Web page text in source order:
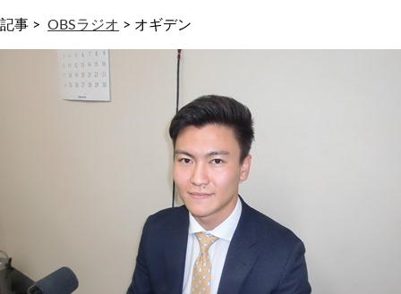
記事 > OBSラジオ > オギデン